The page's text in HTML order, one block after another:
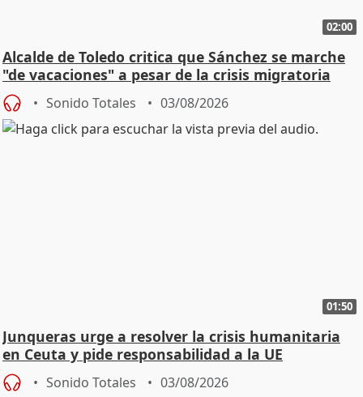
02:00
Alcalde de Toledo critica que Sánchez se marche
"de vacaciones" a pesar de la crisis migratoria
Sonido Totales 03/08/2026
01:50
Junqueras urge a resolver la crisis humanitaria
en Ceuta y pide responsabilidad a la UE
Sonido Totales 03/08/2026